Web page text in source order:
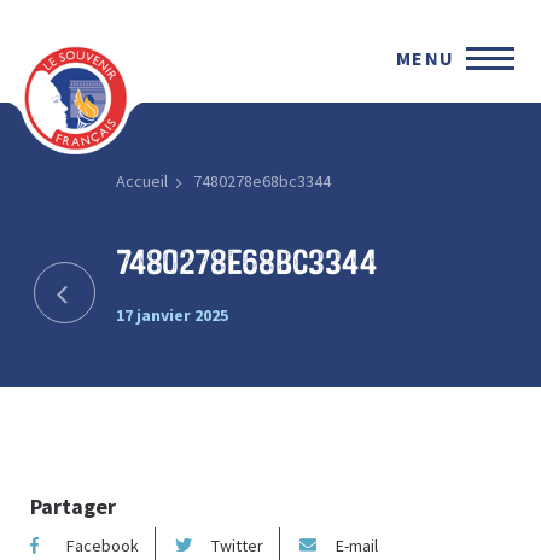
MENU
Accueil 7480278e68bc3344
7480278e68bc3344
17 janvier 2025
Partager
Facebook Twitter E-mail